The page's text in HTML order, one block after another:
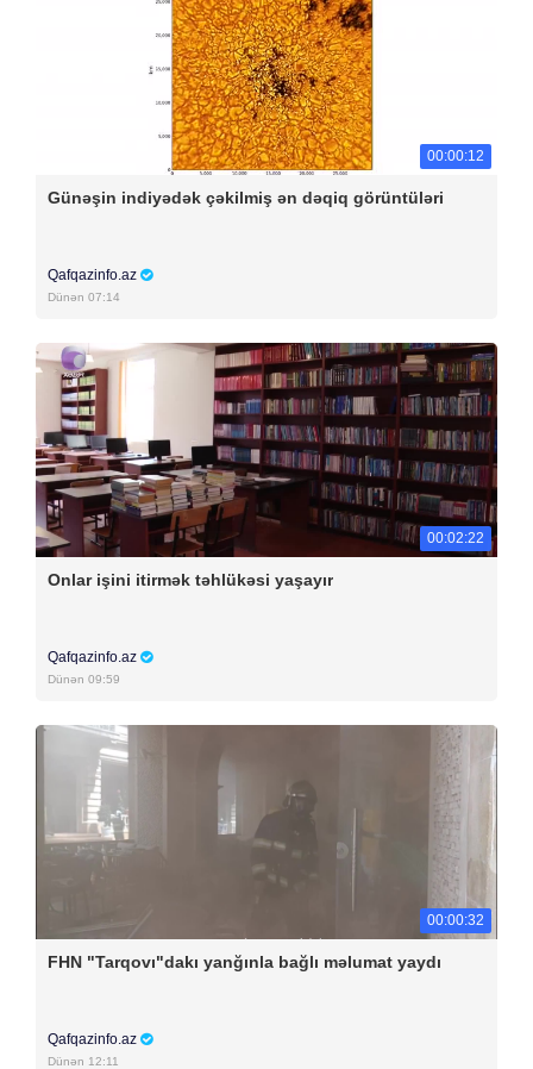
00:00:12
Günəşin indiyədək çəkilmiş ən dəqiq görüntüləri
Qafqazinfo.az
Dünən 07:14
00:02:22
Onlar işini itirmək təhlükəsi yaşayır
Qafqazinfo.az
Dünən 09:59
00:00:32
FHN "Tarqovı"dakı yanğınla bağlı məlumat yaydı
Qafqazinfo.az
Dünən 12:11